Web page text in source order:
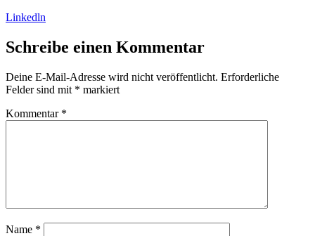
Linkedln
Schreibe einen Kommentar
Deine E-Mail-Adresse wird nicht veröffentlicht. Erforderliche
Felder sind mit * markiert
Kommentar *
Name *